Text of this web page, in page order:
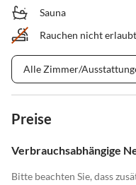
Sauna
Rauchen nicht erlaubt
Alle Zimmer/
Preise
Verbrauchsabhängige
Bitte beachten Sie, dass